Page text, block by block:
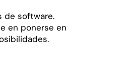
de software.
en ponerse en